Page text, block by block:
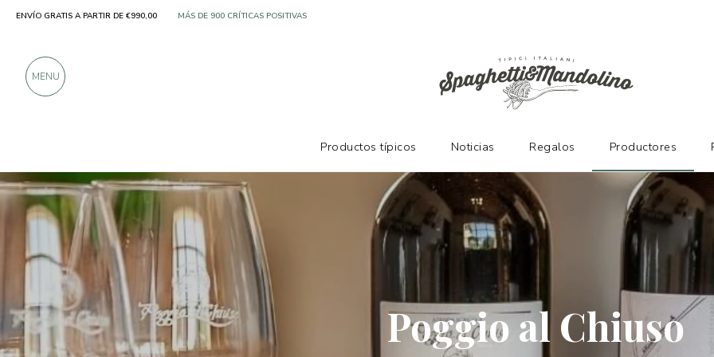
Poggio al Chiuso
Productores Poggio al Chiuso
ENVÍO GRATIS A PARTIR DE €990,00 SOLO PRODUCTOS DE FABRICANTES EXCELENTES
MENU
Productos típicos Noticias Regalos Productores